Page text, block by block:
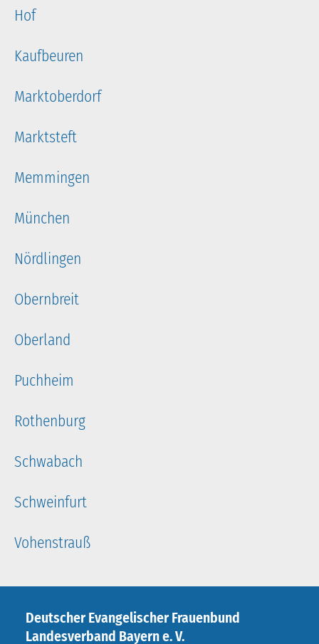
Hof
Kaufbeuren
Marktoberdorf
Marktsteft
Memmingen
München
Nördlingen
Obernbreit
Oberland
Puchheim
Rothenburg
Schwabach
Schweinfurt
Vohenstrauß
Deutscher Evangelischer Frauenbund
Landesverband Bayern e. V.